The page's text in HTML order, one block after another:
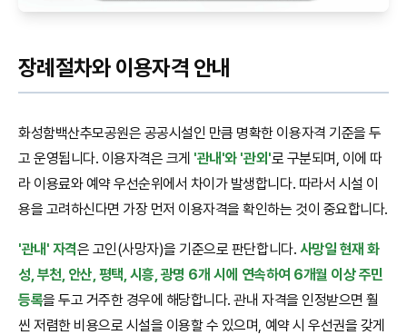
장례절차와 이용자격 안내
화성함백산추모공원은 공공시설인 만큼 명확한 이용자격 기준을 두
고 운영됩니다. 이용자격은 크게 '관내'와 '관외'로 구분되며, 이에 따
라 이용료와 예약 우선순위에서 차이가 발생합니다. 따라서 시설 이
용을 고려하신다면 가장 먼저 이용자격을 확인하는 것이 중요합니다.
'관내' 자격은 고인(사망자)을 기준으로 판단합니다. 사망일 현재 화
성, 부천, 안산, 평택, 시흥, 광명 6개 시에 연속하여 6개월 이상 주민
등록을 두고 거주한 경우에 해당합니다. 관내 자격을 인정받으면 훨
씬 저렴한 비용으로 시설을 이용할 수 있으며, 예약 시 우선권을 갖게